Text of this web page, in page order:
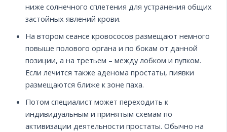
ниже солнечного сплетения для устранения общих
застойных явлений крови.
На втором сеансе кровососов размещают немного
повыше полового органа и по бокам от данной
позиции, а на третьем – между лобком и пупком.
Если лечится также аденома простаты, пиявки
размещаются ближе к зоне паха.
Потом специалист может переходить к
индивидуальным и принятым схемам по
активизации деятельности простаты. Обычно на